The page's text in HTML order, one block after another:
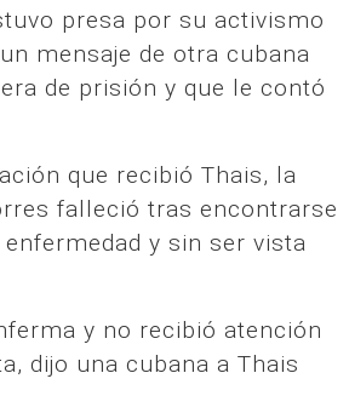
presa por su activismo
mensaje de otra cubana
de prisión y que le contó
que recibió Thais, la
falleció tras encontrarse
enfermedad y sin ser vista
y no recibió atención
dijo una cubana a Thais